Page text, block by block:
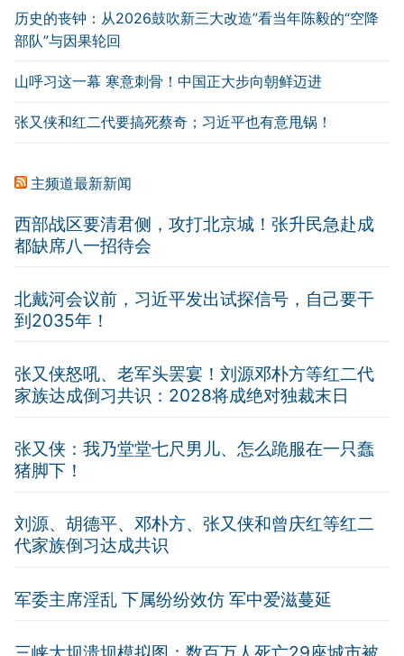
历史的丧钟：从2026鼓吹新三大改造”看当年陈毅的“空降
部队”与因果轮回
山呼习这一幕 寒意刺骨！中国正大步向朝鲜迈进
张又侠和红二代要搞死蔡奇；习近平也有意甩锅！
主频道最新新闻
西部战区要清君侧，攻打北京城！张升民急赴成
都缺席八一招待会
北戴河会议前，习近平发出试探信号，自己要干
到2035年！
张又侠怒吼、老军头罢宴！刘源邓朴方等红二代
家族达成倒习共识：2028将成绝对独裁末日
张又侠：我乃堂堂七尺男儿、怎么跪服在一只蠢
猪脚下！
刘源、胡德平、邓朴方、张又侠和曾庆红等红二
代家族倒习达成共识
军委主席淫乱 下属纷纷效仿 军中爱滋蔓延